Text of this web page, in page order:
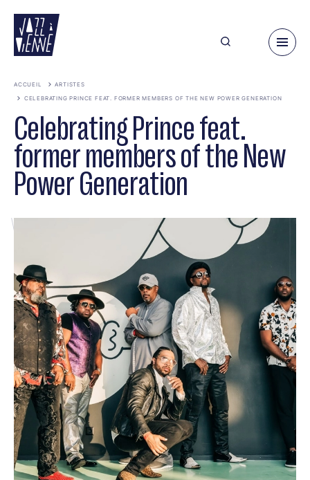
contenu
principal
ACCUEIL
ARTISTES
CELEBRATING PRINCE FEAT. FORMER MEMBERS OF THE NEW POWER GENERATION
Celebrating Prince feat.
former members of the New
Power Generation